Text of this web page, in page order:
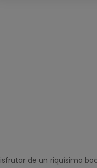
de un riquísimo